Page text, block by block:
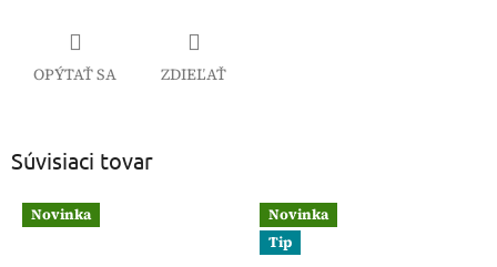
OPÝTAŤ SA ZDIEĽAŤ
Súvisiaci tovar
Novinka
Novinka
Tip